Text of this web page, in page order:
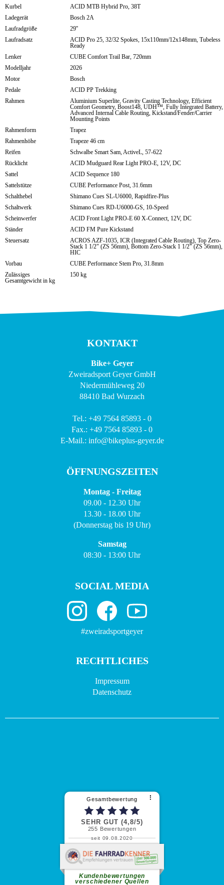
Kurbel
ACID MTB Hybrid Pro, 38T
Ladegerät
Bosch 2A
Laufradsatz
ACID Pro 25, 32/32 Spokes, 15x110mm/12x148mm, Tubeless
Ready
Lenker
CUBE Comfort Trail Bar, 720mm
Pedale
ACID PP Trekking
Rahmen
Aluminium Superlite, Gravity Casting Technology, Efficient
Comfort Geometry, Boost148, UDH™, Fully Integrated Battery,
Advanced Internal Cable Routing, Kickstand/Fender/Carrier
Mounting Points
Rahmenhöhe
Trapeze 46 cm
Reifen
Schwalbe Smart Sam, ActiveL, 57-622
Rücklicht
ACID Mudguard Rear Light PRO-E, 12V, DC
Sattel
ACID Sequence 180
Sattelstütze
CUBE Performance Post, 31.6mm
Schalthebel
Shimano Cues SL-U6000, Rapidfire-Plus
Schaltwerk
Shimano Cues RD-U6000-GS, 10-Speed
Scheinwerfer
ACID Front Light PRO-E 60 X-Connect, 12V, DC
Ständer
ACID FM Pure Kickstand
Steuersatz
ACROS AZF-1035, ICR (Integrated Cable Routing), Top Zero-
Stack 1 1/2" (ZS 56mm), Bottom Zero-Stack 1 1/2" (ZS 56mm),
HIC
Vorbau
CUBE Performance Stem Pro, 31.8mm
Zulässiges
Gesamtgewicht in kg
150 kg
Modelljahr 2026
Laufradgröße 29''
Motor Bosch
Rahmenform Trapez
KONTAKT
Bike+ Geyer
Zweiradsport Geyer GmbH
Niedermühleweg 20
88410 Bad Wurzach
Tel.: +49 7564 85893 - 0
Fax.: +49 7564 85893 - 0
E-Mail.: info@bikeplus-geyer.de
ÖFFNUNGSZEITEN
Montag - Freitag
09.00 - 12.30 Uhr
13.30 - 18.00 Uhr
(Donnerstag bis 19 Uhr)
Samstag
08:30 - 13:00 Uhr
SOCIAL MEDIA
#zweiradsportgeyer
RECHTLICHES
Impressum
Datenschutz